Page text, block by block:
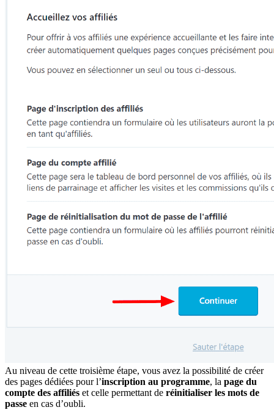
Au niveau de cette troisième étape, vous avez la possibilité de créer
des pages dédiées pour l’inscription au programme, la page du
compte des affiliés et celle permettant de réinitialiser les mots de
passe en cas d’oubli.